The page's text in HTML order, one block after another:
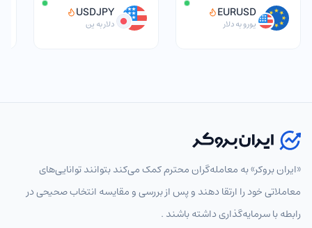
EURUSD
یورو به دلار
USDJPY
دلار به ین
انتخاب نماد
پرطرفدار همه
«ایران بروکر» به معامله‌گران محترم کمک می‌کند بتوانند توانایی‌های
معاملاتی خود را ارتقا دهند و پس از بررسی و مقایسه انتخاب‌ صحیحی در
رابطه با سرمایه‌گذاری داشته باشند .